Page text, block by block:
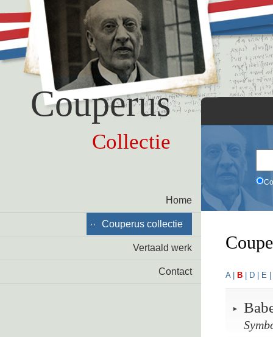
Couperus
Collectie
Home
Couperus collectie
Vertaald werk
Contact A| B D E